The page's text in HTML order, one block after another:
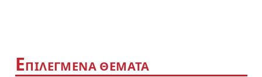
ΕΠΙΛΕΓΜΕΝΑ ΘΕΜΑΤΑ